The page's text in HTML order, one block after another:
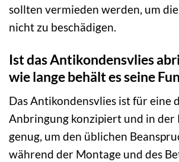
sollten vermieden werden, um
nicht zu beschädigen.
Ist das Antikondensvlies
wie lange behält es seine
Das Antikondensvlies ist für eine
Anbringung konzipiert und in der
genug, um den üblichen
während der Montage und des